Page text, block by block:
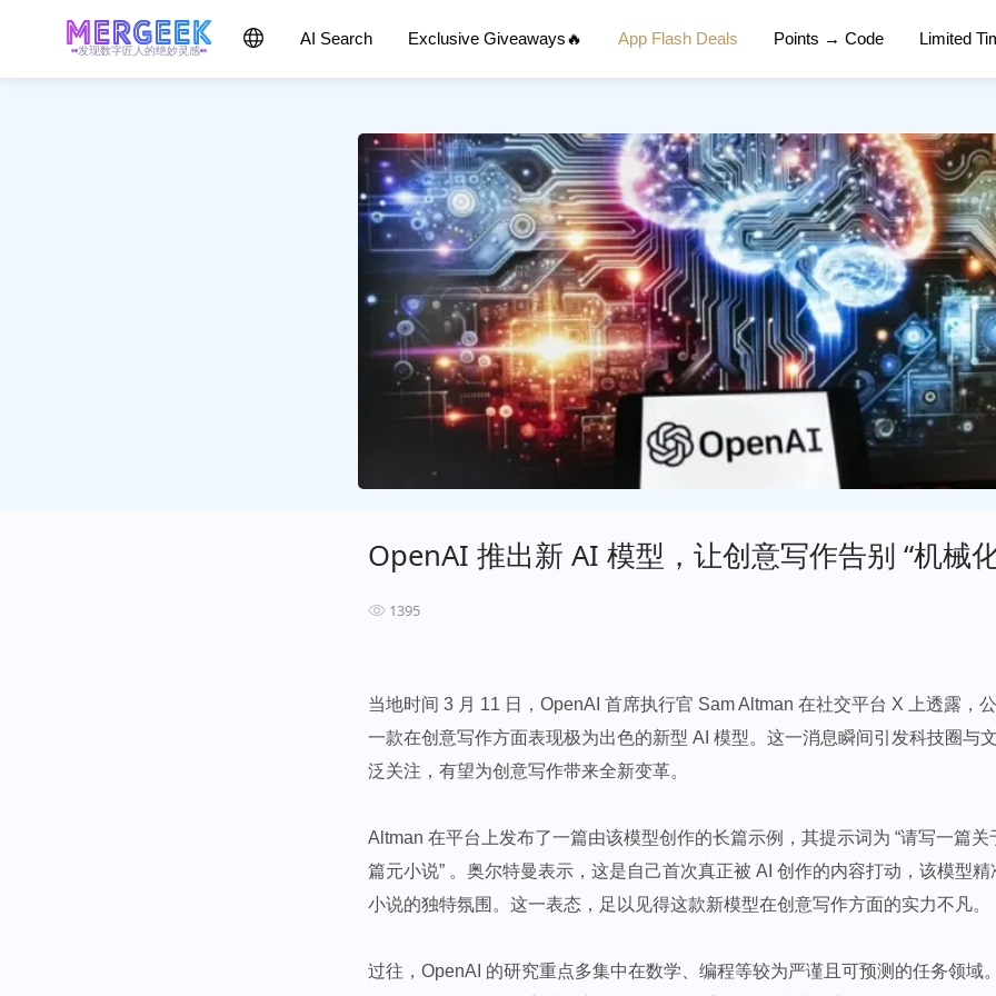
发现数字匠人的绝妙灵感
AI Search Exclusive Giveaways🔥 App Flash Deals Points → Code Limited
OpenAI 推出新 AI 模型，让创意写作告别 “机械
1395
当地时间 3 月 11 日，OpenAI 首席执行官 Sam Altman 在社交平台 X 上透露，
一款在创意写作方面表现极为出色的新型 AI 模型。这一消息瞬间引发科技圈与
泛关注，有望为创意写作带来全新变革。​
Altman 在平台上发布了一篇由该模型创作的长篇示例，其提示词为 “请写一篇关
篇元小说” 。奥尔特曼表示，这是自己首次真正被 AI 创作的内容打动，该模型
小说的独特氛围。这一表态，足以见得这款新模型在创意写作方面的实力不凡。​
过往，OpenAI 的研究重点多集中在数学、编程等较为严谨且可预测的任务领域